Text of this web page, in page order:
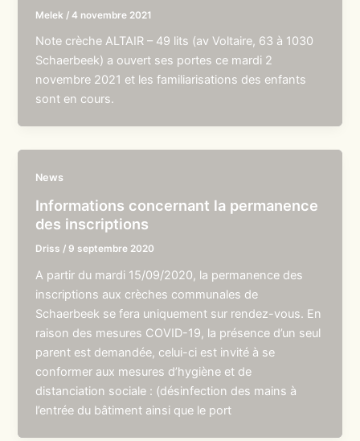
Melek /4 novembre 2021
Note crèche ALTAIR – 49 lits (av Voltaire, 63 à 1030
Schaerbeek) a ouvert ses portes ce mardi 2
novembre 2021 et les familiarisations des enfants
sont en cours.
News
Informations concernant la permanence
des inscriptions
Driss / 9 septembre 2020
A partir du mardi 15/09/2020, la permanence des
inscriptions aux crèches communales de
Schaerbeek se fera uniquement sur rendez-vous. En
raison des mesures COVID-19, la présence d’un seul
parent est demandée, celui-ci est invité à se
conformer aux mesures d’hygiène et de
distanciation sociale : (désinfection des mains à
l’entrée du bâtiment ainsi que le port